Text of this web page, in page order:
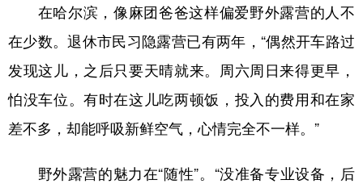
浙江 安徽 福建 江西
山东 河南 湖北 湖南
四川 贵州 云南 西藏
在哈尔滨，像麻团爸爸这样偏爱野外露营的人不
在少数。退休市民习隐露营已有两年，“偶然开车路过
发现这儿，之后只要天晴就来。周六周日来得更早，
怕没车位。有时在这儿吃两顿饭，投入的费用和在家
差不多，却能呼吸新鲜空气，心情完全不一样。”
野外露营的魅力在“随性”。“没准备专业设备，后